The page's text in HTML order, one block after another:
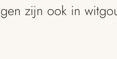
zijn ook in